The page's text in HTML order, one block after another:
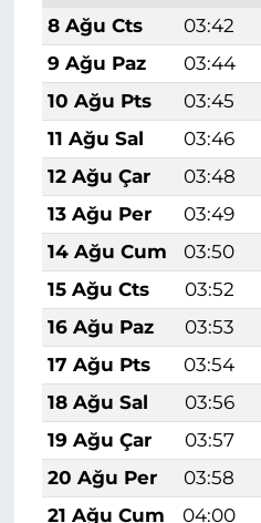
8 Ağu Cts
03:42
9 Ağu Paz
03:44
10 Ağu Pts
03:45
11 Ağu Sal
03:46
12 Ağu Çar
03:48
13 Ağu Per
03:49
14 Ağu Cum
03:50
15 Ağu Cts
03:52
16 Ağu Paz
03:53
17 Ağu Pts
03:54
18 Ağu Sal
03:56
19 Ağu Çar
03:57
20 Ağu Per
03:58
21 Ağu Cum
04:00